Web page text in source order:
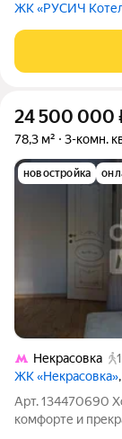
ЖК «РУСИЧ
24 500 000
78,3 м² 3-комн.
новостройка
Некрасовка
ЖК «Некрасовка»
Арт. 134470690
комфорте и